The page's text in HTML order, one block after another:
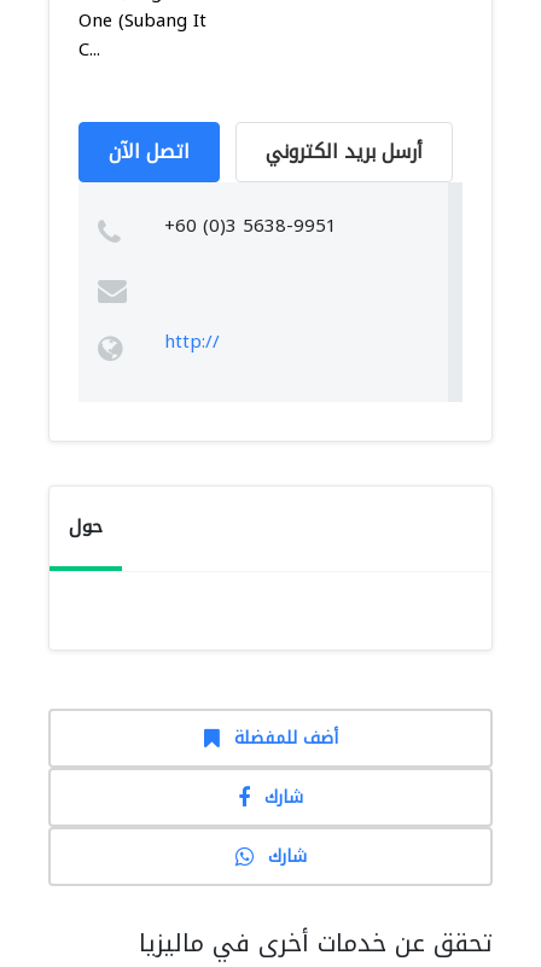
One (Subang It
C...
اتصل الآن أرسل بريد الكتروني
+60 (0)3 5638-9951
http://
حول
أضف للمفضلة
شارك
شارك
تحقق عن خدمات أخرى في ماليزيا